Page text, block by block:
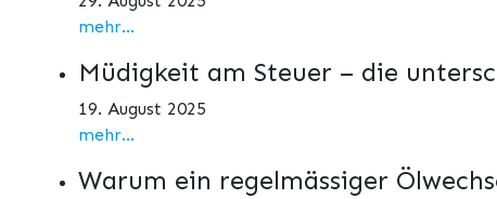
mehr...
Müdigkeit am Steuer – die
19. August 2025
mehr...
Warum ein regelmässiger